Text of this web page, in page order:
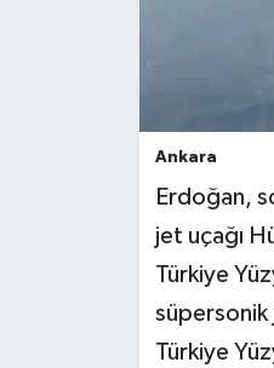
Ankara
Erdoğan,
jet uçağı
Türkiye
süpersonik
Türkiye